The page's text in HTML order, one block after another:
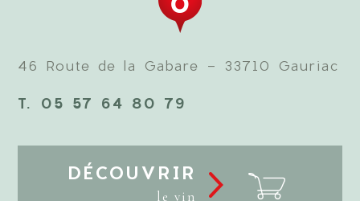
46 Route de la Gabare - 33710 Gauriac
T. 05 57 64 80 79
DÉCOUVRIR
le vin